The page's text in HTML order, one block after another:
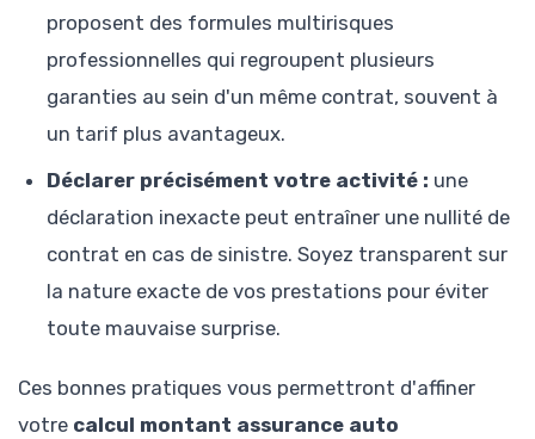
proposent des formules multirisques
professionnelles qui regroupent plusieurs
garanties au sein d'un même contrat, souvent à
un tarif plus avantageux.
Déclarer précisément votre activité : une
déclaration inexacte peut entraîner une nullité de
contrat en cas de sinistre. Soyez transparent sur
la nature exacte de vos prestations pour éviter
toute mauvaise surprise.
Ces bonnes pratiques vous permettront d'affiner
votre calcul montant assurance auto